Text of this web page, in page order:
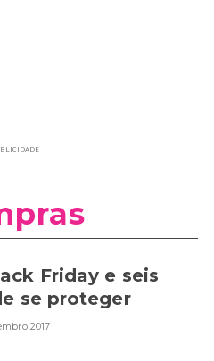
Friday e seis
se proteger
2017